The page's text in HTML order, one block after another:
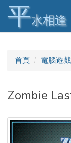
平水相逢
首頁 電腦遊戲
Zombie